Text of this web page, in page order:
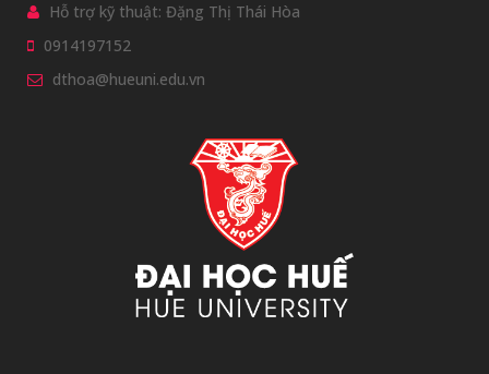
Hỗ trợ kỹ thuật: Đặng Thị Thái Hòa
0914197152
dthoa@hueuni.edu.vn